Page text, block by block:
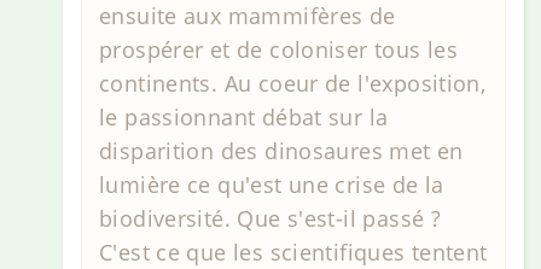
ensuite aux mammifères de
prospérer et de coloniser tous les
continents. Au coeur de l'exposition,
le passionnant débat sur la
disparition des dinosaures met en
lumière ce qu'est une crise de la
biodiversité. Que s'est-il passé ?
C'est ce que les scientifiques tentent